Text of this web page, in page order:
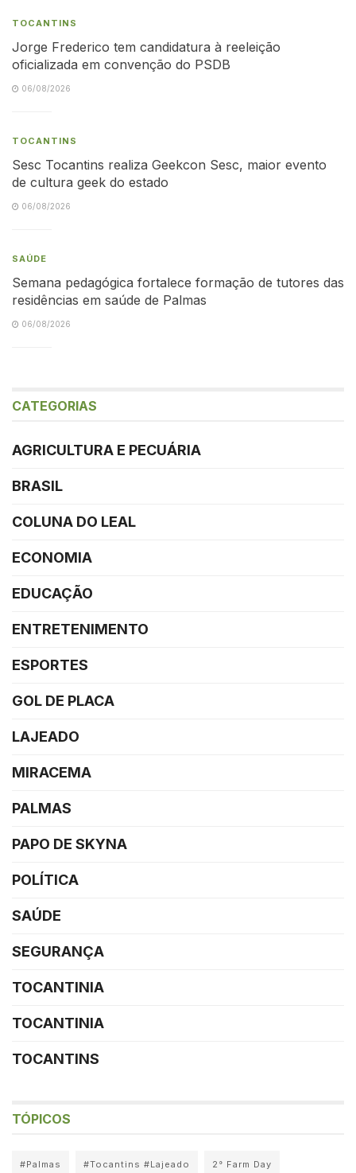
TOCANTINS
Jorge Frederico tem candidatura à reeleição
oficializada em convenção do PSDB
06/08/2026
TOCANTINS
Sesc Tocantins realiza Geekcon Sesc, maior evento
de cultura geek do estado
06/08/2026
SAÚDE
Semana pedagógica fortalece formação de tutores das
residências em saúde de Palmas
06/08/2026
CATEGORIAS
AGRICULTURA E PECUÁRIA
BRASIL
COLUNA DO LEAL
ECONOMIA
EDUCAÇÃO
ENTRETENIMENTO
ESPORTES
GOL DE PLACA
LAJEADO
MIRACEMA
PALMAS
PAPO DE SKYNA
POLÍTICA
SAÚDE
SEGURANÇA
TOCANTINIA
TOCANTINIA
TOCANTINS
TÓPICOS
#Palmas #Tocantins #Lajeado 2° Farm Day